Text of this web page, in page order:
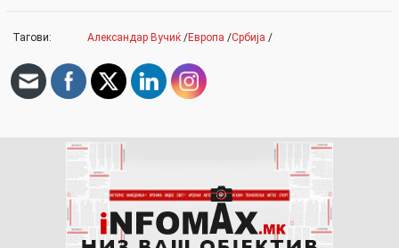
Тагови: Александар Вучиќ /Европа /Србија /